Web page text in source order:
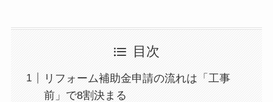
目次
リフォーム補助金申請の流れは「工事
前」で8割決まる